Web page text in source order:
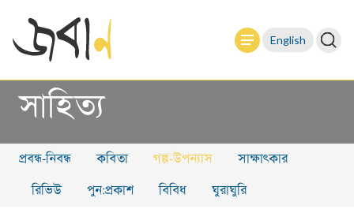
English
সাহিত্য
প্রবন্ধ-নিবন্ধ কবিতা গল্প-উপন্যাস সাক্ষাৎকার
রিভিউ পুন:প্রকাশ বিবিধ ঘুরাঘুরি